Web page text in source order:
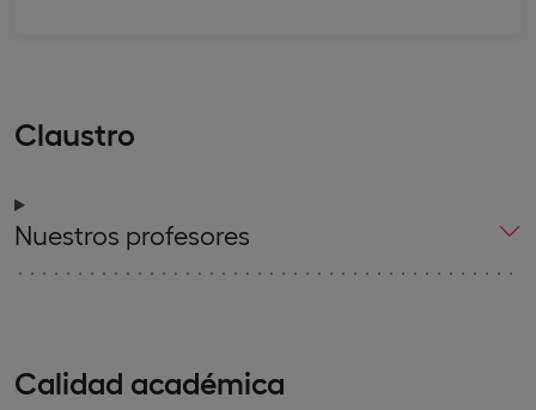
Claustro
Nuestros profesores
Calidad académica